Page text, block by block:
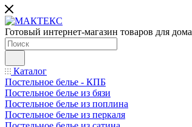
Готовый интернет-магазин товаров для дома
Каталог
Постельное белье - КПБ
Постельное белье из бязи
Постельное белье из поплина
Постельное белье из перкаля